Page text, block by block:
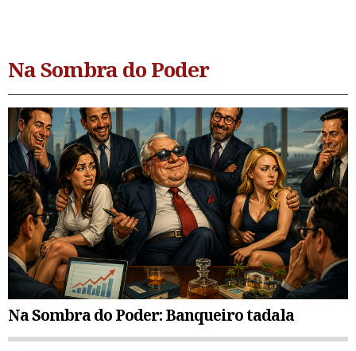
Na Sombra do Poder
Na Sombra do Poder: Banqueiro tadala